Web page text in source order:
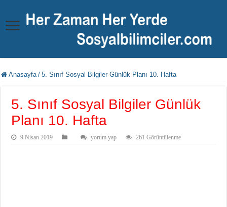
Anasayfa / 5. Sınıf Sosyal Bilgiler Günlük Planı 10. Hafta
5. Sınıf Sosyal Bilgiler Günlük
Planı 10. Hafta
9 Nisan 2019 yorum yap 261 Görüntülenme